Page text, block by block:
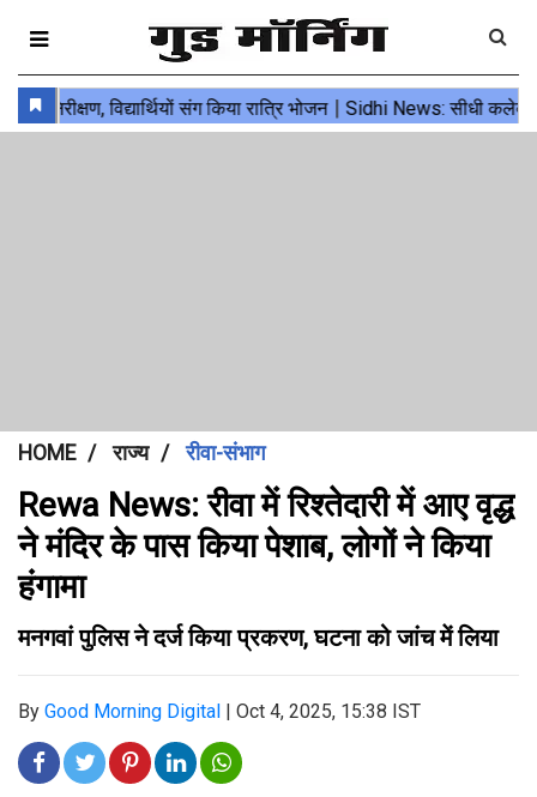
HOME राज्य रीवा-संभाग
Rewa News: रीवा में रिश्तेदारी में आए वृद्ध
ने मंदिर के पास किया पेशाब, लोगों ने किया
हंगामा
मनगवां पुलिस ने दर्ज किया प्रकरण, घटना को जांच में लिया
By Good Morning Digital | Oct 4, 2025, 15:38 IST